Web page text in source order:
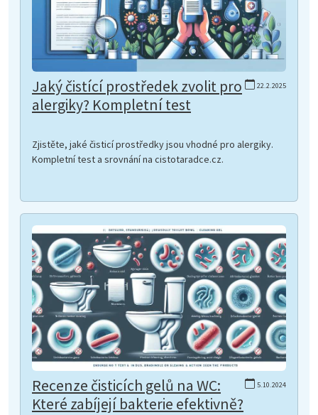
22.2.2025
Jaký čistící prostředek zvolit pro
alergiky? Kompletní test
Zjistěte, jaké čisticí prostředky jsou vhodné pro alergiky.
Kompletní test a srovnání na cistotaradce.cz.
5.10.2024
Recenze čisticích gelů na WC:
Které zabíjejí bakterie efektivně?